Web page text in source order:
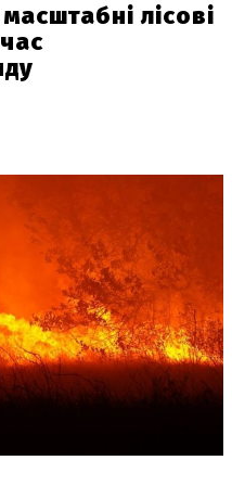
лісові